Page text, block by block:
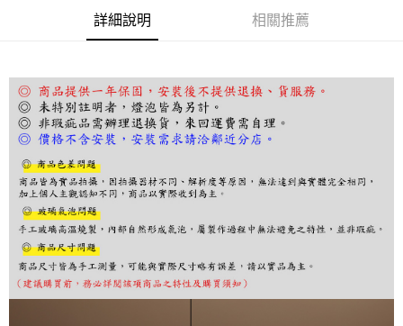
１．簡單：不需註冊會員、不需綁卡、不需儲值。
２．便利：只要手機號碼，簡訊認證，即可結帳。
３．安心：先確認商品／服務後，再付款。
【「AFTEE先享後付」結帳流程】
１．於結帳方式選擇「AFTEE先享後付」後，將跳轉至「AFTEE先享後付」
結帳頁面，進行簡訊認證並確認金額後，即可完成結帳。
２．訂單成立數日內，您將收到繳費通知簡訊。
３．收到繳費通知簡訊後14天內，點擊此簡訊中的連結，可透過四大超商／
ATM／網路銀行／等多元方式進行付款，方視為交易完成。
※ 請注意：結帳手續完成當下不需立刻繳費，但若您需要取消訂單，請聯絡
購買商品的店家。未經商家同意取消之訂單仍視為有效，需透過AFTEE先享
後付繳納相關費用。
※ 交易是否成功請以「AFTEE先享後付 」之結帳頁面顯示為準，若有關於
是否繳費成功／繳費後需取消欲退款等相關疑問，請聯繫「AFTEE先享後付
客戶支援中心」https://netprotections.freshdesk.com/support/home
【注意事項】
１．透過由恩沛科技股份有限公司提供之「AFTEE先享後付」服務完成之交
詳細說明 相關推薦